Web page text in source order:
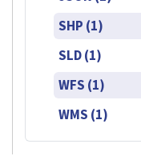
SHP (1)
SLD (1)
WFS (1)
WMS (1)